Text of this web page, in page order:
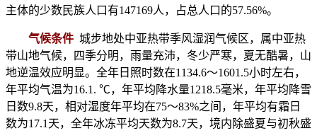
主体的少数民族人口有147169人，占总人口的57.56%。
气候条件 城步地处中亚热带季风湿润气候区，属中亚热
带山地气候，四季分明，雨量充沛，冬少严寒，夏无酷暑，山
地逆温效应明显。全年日照时数在1134.6～1601.5小时左右，
年平均气温为16.1. ℃，年平均降水量1218.5毫米，年平均降雪
日数9.8天，相对湿度年平均在75～83%之间，年平均有霜日
数为17.1天，全年冰冻平均天数为8.7天，境内除盛夏与初秋盛